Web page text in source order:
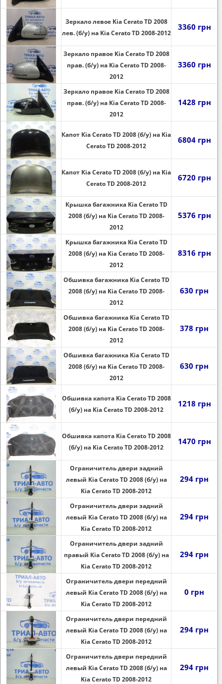
Зеркало левое Kia Cerato TD 2008
лев. (б/у) на Kia Cerato TD 2008-2012
3360 грн
Зеркало правое Kia Cerato TD 2008
прав. (б/у) на Kia Cerato TD 2008-
2012
3360 грн
Зеркало правое Kia Cerato TD 2008
прав. (б/у) на Kia Cerato TD 2008-
2012
1428 грн
Капот Kia Cerato TD 2008 (б/у) на Kia
Cerato TD 2008-2012
6804 грн
Капот Kia Cerato TD 2008 (б/у) на Kia
Cerato TD 2008-2012
6720 грн
Крышка багажника Kia Cerato TD
2008 (б/у) на Kia Cerato TD 2008-
2012
5376 грн
Крышка багажника Kia Cerato TD
2008 (б/у) на Kia Cerato TD 2008-
2012
8316 грн
Обшивка багажника Kia Cerato TD
2008 (б/у) на Kia Cerato TD 2008-
2012
630 грн
Обшивка багажника Kia Cerato TD
2008 (б/у) на Kia Cerato TD 2008-
2012
378 грн
Обшивка багажника Kia Cerato TD
2008 (б/у) на Kia Cerato TD 2008-
2012
630 грн
Обшивка капота Kia Cerato TD 2008
(б/у) на Kia Cerato TD 2008-2012
1218 грн
Обшивка капота Kia Cerato TD 2008
(б/у) на Kia Cerato TD 2008-2012
1470 грн
Ограничитель двери задний
левый Kia Cerato TD 2008 (б/у) на
Kia Cerato TD 2008-2012
294 грн
Ограничитель двери задний
левый Kia Cerato TD 2008 (б/у) на
Kia Cerato TD 2008-2012
294 грн
Ограничитель двери задний
правый Kia Cerato TD 2008 (б/у) на
Kia Cerato TD 2008-2012
294 грн
Ограничитель двери передний
левый Kia Cerato TD 2008 (б/у) на
Kia Cerato TD 2008-2012
0 грн
Ограничитель двери передний
левый Kia Cerato TD 2008 (б/у) на
Kia Cerato TD 2008-2012
294 грн
Ограничитель двери передний
левый Kia Cerato TD 2008 (б/у) на
Kia Cerato TD 2008-2012
294 грн